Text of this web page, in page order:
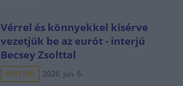
Vérrel és könnyekkel kísérve
vezetjük be az eurót - interjú
Becsey Zsolttal
INTERJÚ 2026. jún. 6.